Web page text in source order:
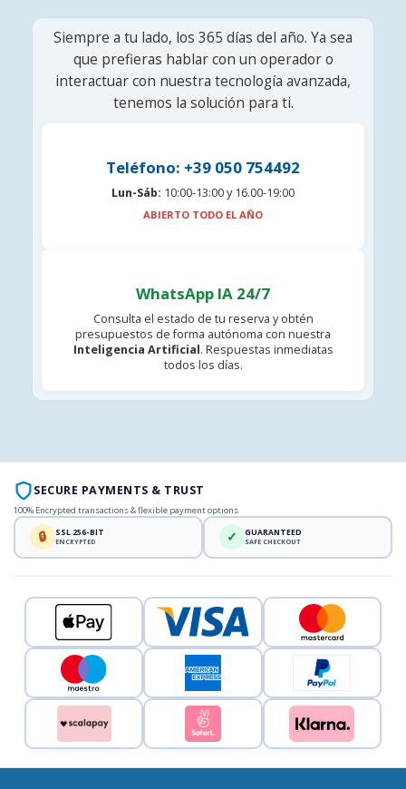
Siempre a tu lado, los 365 días del año. Ya sea
que prefieras hablar con un operador o
interactuar con nuestra tecnología avanzada,
tenemos la solución para ti.
Teléfono: +39 050 754492
Lun-Sáb: 10:00-13:00 y 16.00-19:00
ABIERTO TODO EL AÑO
WhatsApp IA 24/7
Consulta el estado de tu reserva y obtén
presupuestos de forma autónoma con nuestra
Inteligencia Artificial. Respuestas inmediatas
todos los días.
SECURE PAYMENTS & TRUST
100% Encrypted transactions & flexible payment options
🔒 SSL 256-BIT
ENCRYPTED ✓ GUARANTEED
SAFE CHECKOUT